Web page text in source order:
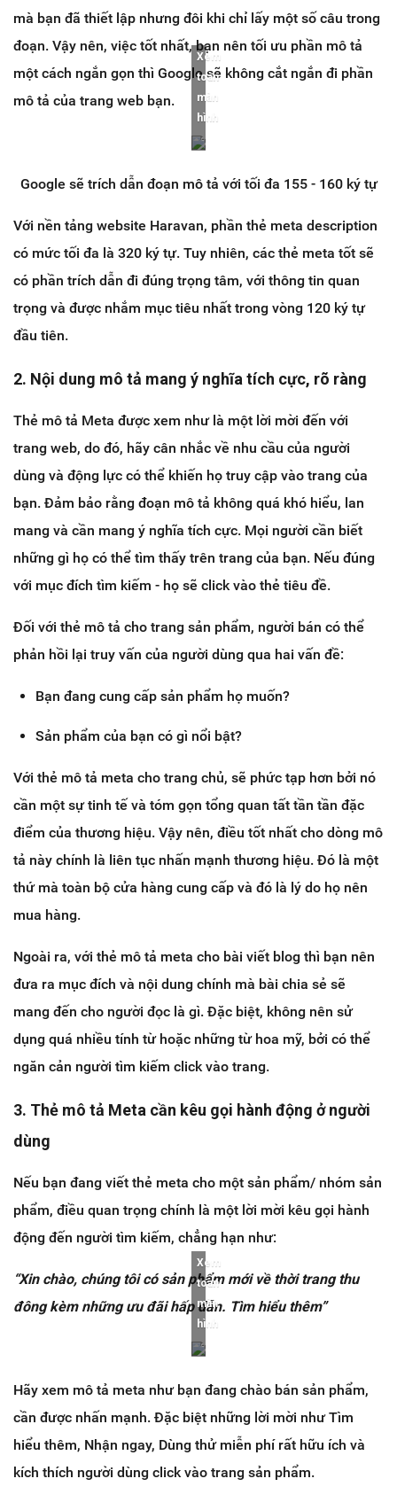
mà bạn đã thiết lập nhưng đôi khi chỉ lấy một số câu trong
đoạn. Vậy nên, việc tốt nhất, bạn nên tối ưu phần mô tả
một cách ngắn gọn thì Google sẽ không cắt ngắn đi phần
mô tả của trang web bạn.
Xem
toàn
màn
hình
Google sẽ trích dẫn đoạn mô tả với tối đa 155 - 160 ký tự
Với nền tảng website Haravan, phần thẻ meta description
có mức tối đa là 320 ký tự. Tuy nhiên, các thẻ meta tốt sẽ
có phần trích dẫn đi đúng trọng tâm, với thông tin quan
trọng và được nhắm mục tiêu nhất trong vòng 120 ký tự
đầu tiên.
2. Nội dung mô tả mang ý nghĩa tích cực, rõ ràng
Thẻ mô tả Meta được xem như là một lời mời đến với
trang web, do đó, hãy cân nhắc về nhu cầu của người
dùng và động lực có thể khiến họ truy cập vào trang của
bạn. Đảm bảo rằng đoạn mô tả không quá khó hiểu, lan
mang và cần mang ý nghĩa tích cực. Mọi người cần biết
những gì họ có thể tìm thấy trên trang của bạn. Nếu đúng
với mục đích tìm kiếm - họ sẽ click vào thẻ tiêu đề.
Đối với thẻ mô tả cho trang sản phẩm, người bán có thể
phản hồi lại truy vấn của người dùng qua hai vấn đề:
Bạn đang cung cấp sản phẩm họ muốn?
Sản phẩm của bạn có gì nổi bật?
Với thẻ mô tả meta cho trang chủ, sẽ phức tạp hơn bởi nó
cần một sự tinh tế và tóm gọn tổng quan tất tần tần đặc
điểm của thương hiệu. Vậy nên, điều tốt nhất cho dòng mô
tả này chính là liên tục nhấn mạnh thương hiệu. Đó là một
thứ mà toàn bộ cửa hàng cung cấp và đó là lý do họ nên
mua hàng.
Ngoài ra, với thẻ mô tả meta cho bài viết blog thì bạn nên
đưa ra mục đích và nội dung chính mà bài chia sẻ sẽ
mang đến cho người đọc là gì. Đặc biệt, không nên sử
dụng quá nhiều tính từ hoặc những từ hoa mỹ, bởi có thể
ngăn cản người tìm kiếm click vào trang.
3. Thẻ mô tả Meta cần kêu gọi hành động ở người
dùng
Nếu bạn đang viết thẻ meta cho một sản phẩm/ nhóm sản
phẩm, điều quan trọng chính là một lời mời kêu gọi hành
động đến người tìm kiếm, chẳng hạn như:
“Xin chào, chúng tôi có sản phẩm mới về thời trang thu
đông kèm những ưu đãi hấp dẫn. Tìm hiểu thêm”
Xem
toàn
màn
hình
Hãy xem mô tả meta như bạn đang chào bán sản phẩm,
cần được nhấn mạnh. Đặc biệt những lời mời như Tìm
hiểu thêm, Nhận ngay, Dùng thử miễn phí rất hữu ích và
kích thích người dùng click vào trang sản phẩm.